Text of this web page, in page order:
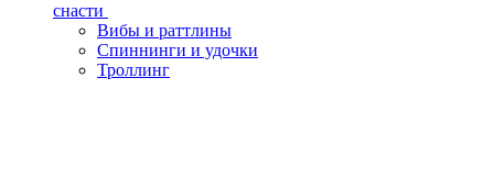
снасти
Вибы и раттлины
Спиннинги и удочки
Троллинг